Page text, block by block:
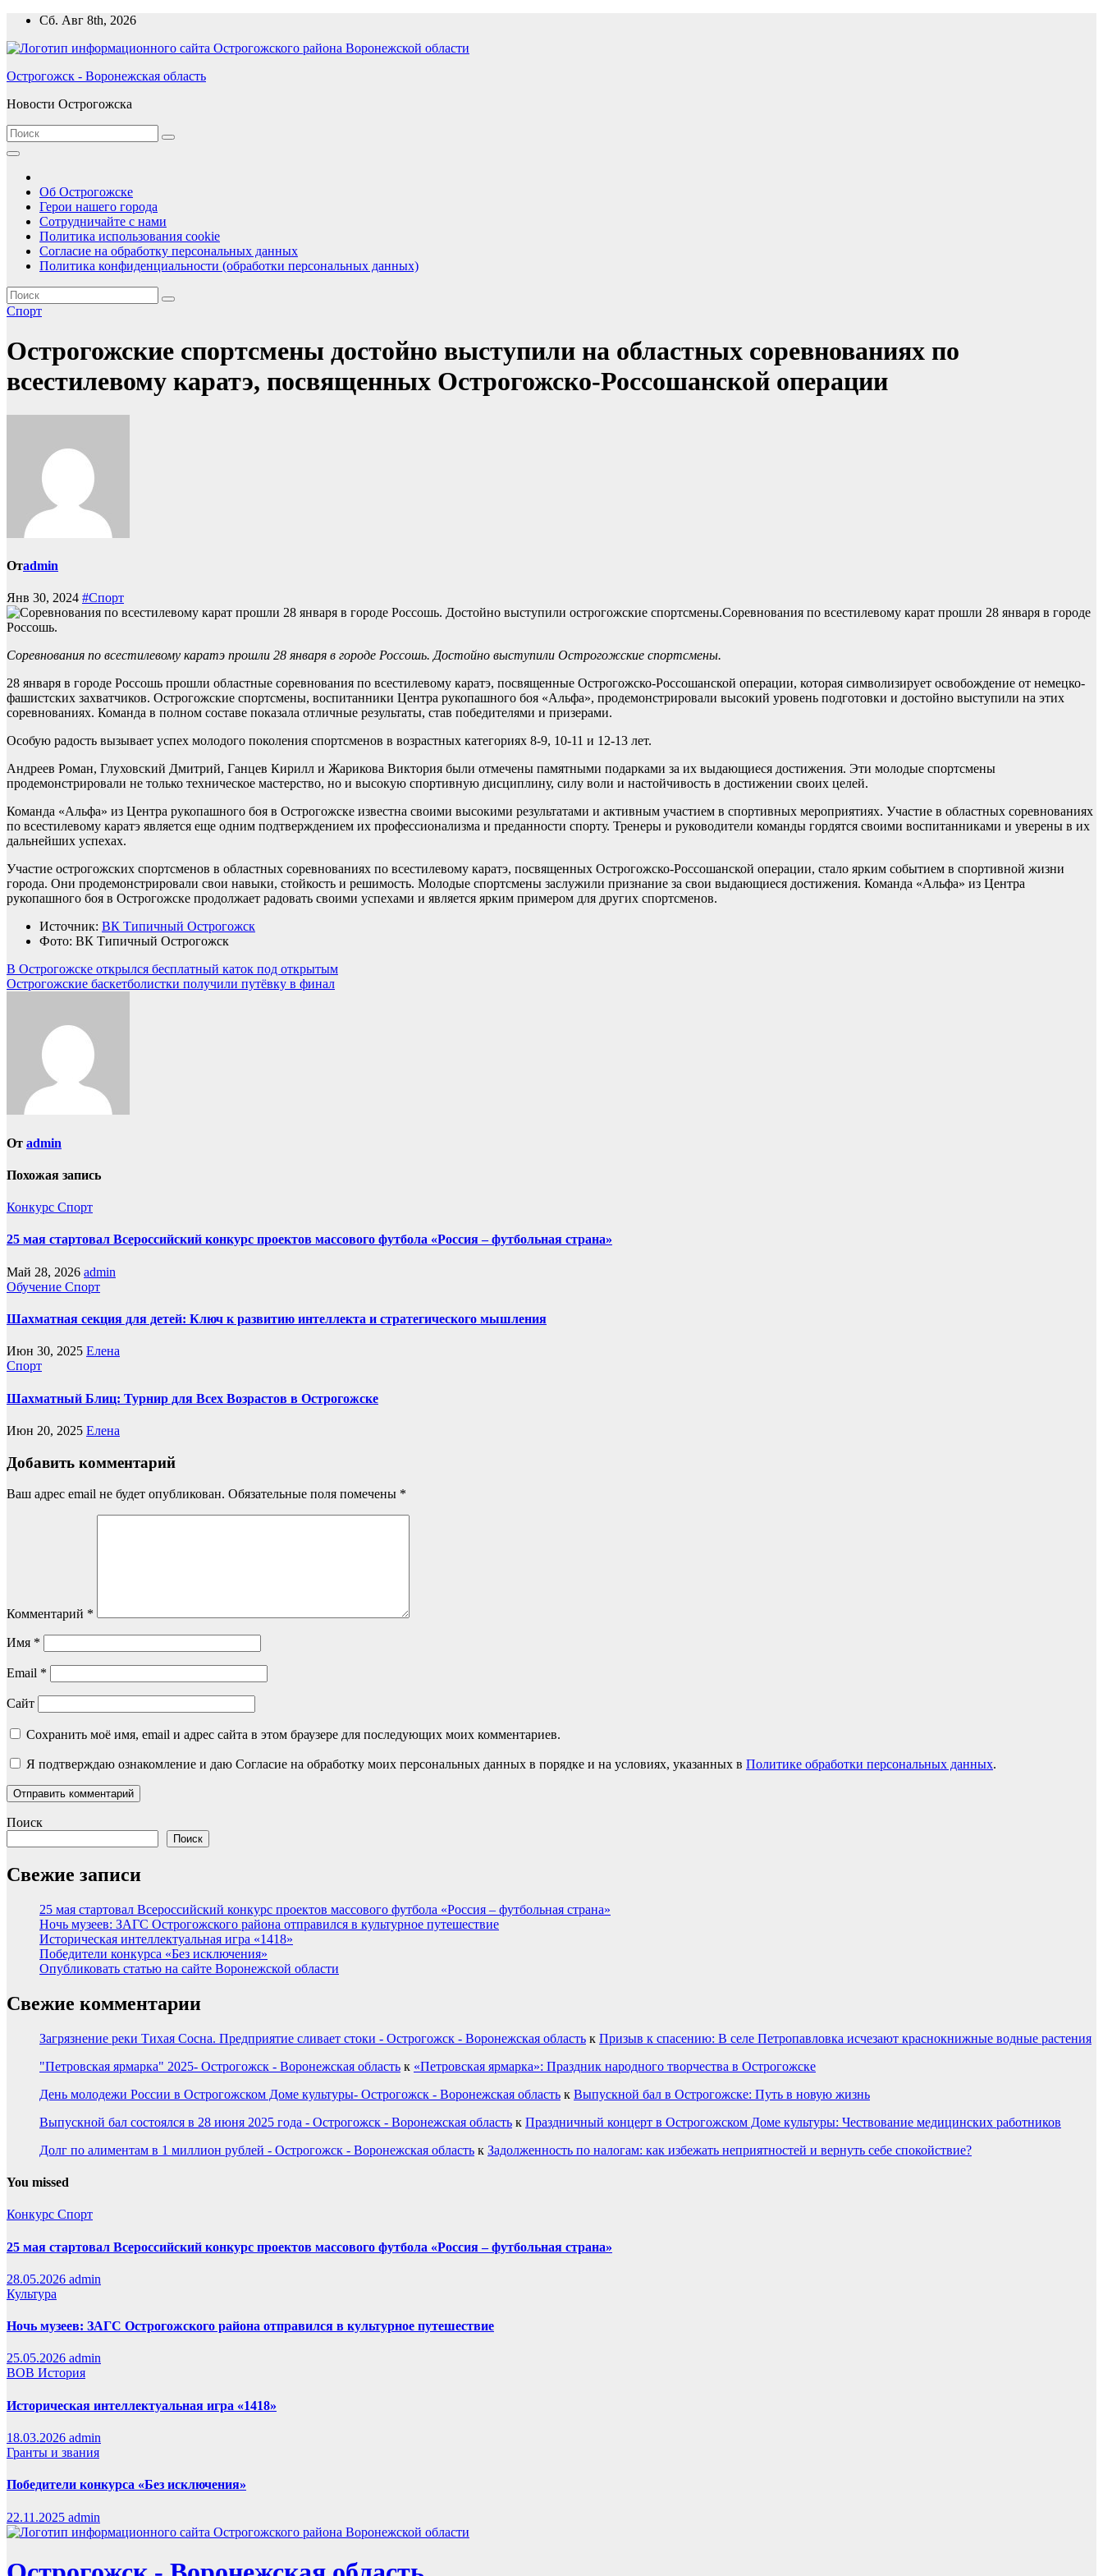
Перейти
содержимому
Сб. Авг 8th, 2026
Острогожск - Воронежская область
Новости Острогожска
Об Острогожске
Герои нашего города
Сотрудничайте с нами
Политика использования cookie
Согласие на обработку персональных данных
Политика конфиденциальности (обработки персональных данных)
Спорт
Острогожские спортсмены достойно выступили на областных соревнованиях по
всестилевому каратэ, посвященных Острогожско-Россошанской операции
Отadmin
Янв 30, 2024 #Спорт
Соревнования по всестилевому карат прошли 28 января в городе
Россошь.
Соревнования по всестилевому каратэ прошли 28 января в городе Россошь. Достойно выступили Острогожские спортсмены.
28 января в городе Россошь прошли областные соревнования по всестилевому каратэ, посвященные Острогожско-Россошанской операции, которая символизирует освобождение от немецко-
фашистских захватчиков. Острогожские спортсмены, воспитанники Центра рукопашного боя «Альфа», продемонстрировали высокий уровень подготовки и достойно выступили на этих
соревнованиях. Команда в полном составе показала отличные результаты, став победителями и призерами.
Особую радость вызывает успех молодого поколения спортсменов в возрастных категориях 8-9, 10-11 и 12-13 лет.
Андреев Роман, Глуховский Дмитрий, Ганцев Кирилл и Жарикова Виктория были отмечены памятными подарками за их выдающиеся достижения. Эти молодые спортсмены
продемонстрировали не только техническое мастерство, но и высокую спортивную дисциплину, силу воли и настойчивость в достижении своих целей.
Команда «Альфа» из Центра рукопашного боя в Острогожске известна своими высокими результатами и активным участием в спортивных мероприятиях. Участие в областных соревнованиях
по всестилевому каратэ является еще одним подтверждением их профессионализма и преданности спорту. Тренеры и руководители команды гордятся своими воспитанниками и уверены в их
дальнейших успехах.
Участие острогожских спортсменов в областных соревнованиях по всестилевому каратэ, посвященных Острогожско-Россошанской операции, стало ярким событием в спортивной жизни
города. Они продемонстрировали свои навыки, стойкость и решимость. Молодые спортсмены заслужили признание за свои выдающиеся достижения. Команда «Альфа» из Центра
рукопашного боя в Острогожске продолжает радовать своими успехами и является ярким примером для других спортсменов.
Источник: ВК Типичный Острогожск
Фото: ВК Типичный Острогожск
Навигация
по
В Острогожске открылся бесплатный каток под открытым
Острогожские баскетболистки получили путёвку в финал
От admin
Похожая запись
Конкурс Спорт
25 мая стартовал Всероссийский конкурс проектов массового футбола «Россия – футбольная страна»
Май 28, 2026 admin
Обучение Спорт
Шахматная секция для детей: Ключ к развитию интеллекта и стратегического мышления
Июн 30, 2025 Елена
Спорт
Шахматный Блиц: Турнир для Всех Возрастов в Острогожске
Июн 20, 2025 Елена
Добавить комментарий
Ваш адрес email не будет опубликован. Обязательные поля помечены *
Комментарий *
Имя *
Email *
Сайт
Сохранить моё имя, email и адрес сайта в этом браузере для последующих моих комментариев.
Я подтверждаю ознакомление и даю Согласие на обработку моих персональных данных в порядке и на условиях, указанных в Политике обработки персональных данных.
Поиск
Поиск
Свежие записи
25 мая стартовал Всероссийский конкурс проектов массового футбола «Россия – футбольная страна»
Ночь музеев: ЗАГС Острогожского района отправился в культурное путешествие
Историческая интеллектуальная игра «1418»
Победители конкурса «Без исключения»
Опубликовать статью на сайте Воронежской области
Свежие комментарии
Загрязнение реки Тихая Сосна. Предприятие сливает стоки - Острогожск - Воронежская область к Призыв к спасению: В селе Петропавловка исчезают краснокнижные водные растения
"Петровская ярмарка" 2025- Острогожск - Воронежская область к «Петровская ярмарка»: Праздник народного творчества в Острогожске
День молодежи России в Острогожском Доме культуры- Острогожск - Воронежская область к Выпускной бал в Острогожске: Путь в новую жизнь
Выпускной бал состоялся в 28 июня 2025 года - Острогожск - Воронежская область к Праздничный концерт в Острогожском Доме культуры: Чествование медицинских работников
Долг по алиментам в 1 миллион рублей - Острогожск - Воронежская область к Задолженность по налогам: как избежать неприятностей и вернуть себе спокойствие?
You missed
Конкурс Спорт
25 мая стартовал Всероссийский конкурс проектов массового футбола «Россия – футбольная страна»
28.05.2026 admin
Культура
Ночь музеев: ЗАГС Острогожского района отправился в культурное путешествие
25.05.2026 admin
ВОВ История
Историческая интеллектуальная игра «1418»
18.03.2026 admin
Гранты и звания
Победители конкурса «Без исключения»
22.11.2025 admin